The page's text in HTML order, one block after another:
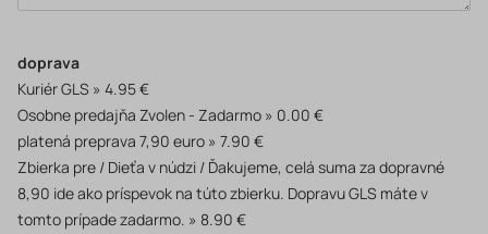
doprava
Kuriér GLS
4.95 €
Osobne predajňa Zvolen - Zadarmo
0.00 €
platená preprava 7,90 euro
7.90 €
Zbierka pre / Dieťa v núdzi / Ďakujeme, celá suma za dopravné
8,90 ide ako príspevok na túto zbierku. Dopravu GLS máte v
tomto prípade zadarmo.
8.90 €